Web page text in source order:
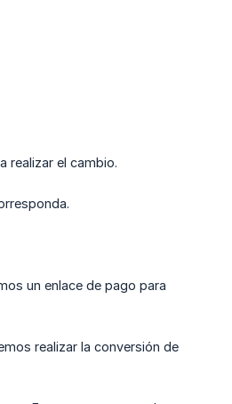
realizar el cambio.
un enlace de pago para
realizar la conversión de